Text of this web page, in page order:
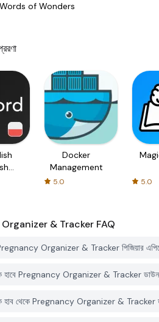
Words of Wonders
Docker
Management
5.0 5.0
& Tracker FAQ
Organizer & Tracker পিজিয়ার
হাবে Pregnancy Organizer & Tracker
হাব থেকে Pregnancy Organizer & Tracker